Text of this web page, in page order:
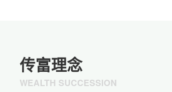
传富理念
WEALTH SUCCESSION